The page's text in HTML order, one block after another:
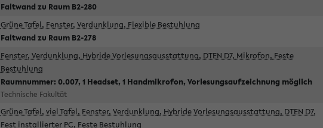
Faltwand zu Raum B2-280
Grüne Tafel, Fenster, Verdunklung, Flexible Bestuhlung
Faltwand zu Raum B2-278
Fenster, Verdunklung, Hybride Vorlesungsausstattung, DTEN D7, Mikrofon, Feste
Bestuhlung
Raumnummer: 0.007, 1 Headset, 1 Handmikrofon, Vorlesungsaufzeichnung möglich
Technische Fakultät
Grüne Tafel, viel Tafel, Fenster, Verdunklung, Hybride Vorlesungsausstattung, DTEN D7,
Fest installierter PC, Feste Bestuhlung